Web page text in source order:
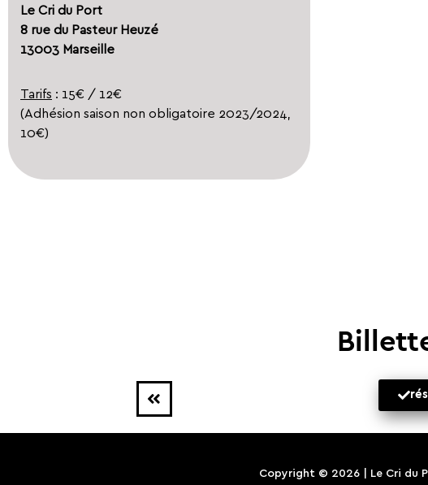
Le Cri du Port
8 rue du Pasteur Heuzé
13003 Marseille
Tarifs : 15€ / 12€
(Adhésion saison non obligatoire 2023/2024,
10€)
Copyright © 2026 | Le Cri du